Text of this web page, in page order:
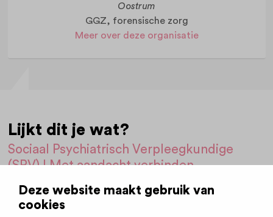
Deze website maakt gebruik van
cookies
Oostrum
GGZ, forensische zorg
Meer over deze organisatie
Lijkt dit je wat?
Sociaal Psychiatrisch Verpleegkundige
(SPV) I Met aandacht verbinden